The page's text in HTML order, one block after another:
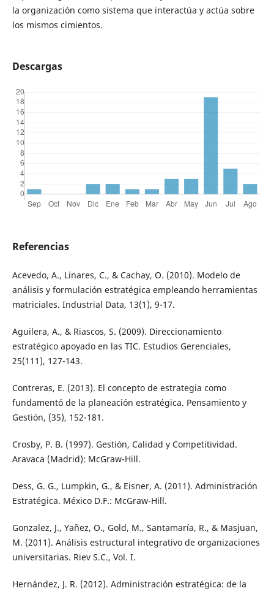
la organización como sistema que interactúa y actúa sobre
los mismos cimientos.
Descargas
Referencias
Acevedo, A., Linares, C., & Cachay, O. (2010). Modelo de
análisis y formulación estratégica empleando herramientas
matriciales. Industrial Data, 13(1), 9-17.
Aguilera, A., & Riascos, S. (2009). Direccionamiento
estratégico apoyado en las TIC. Estudios Gerenciales,
25(111), 127-143.
Contreras, E. (2013). El concepto de estrategia como
fundamentó de la planeación estratégica. Pensamiento y
Gestión, (35), 152-181.
Crosby, P. B. (1997). Gestión, Calidad y Competitividad.
Aravaca (Madrid): McGraw-Hill.
Dess, G. G., Lumpkin, G., & Eisner, A. (2011). Administración
Estratégica. México D.F.: McGraw-Hill.
Gonzalez, J., Yañez, O., Gold, M., Santamaría, R., & Masjuan,
M. (2011). Análisis estructural integrativo de organizaciones
universitarias. Riev S.C., Vol. I.
Hernández, J. R. (2012). Administración estratégica: de la